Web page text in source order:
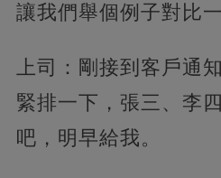
讓我們舉個例子對比一
上司：剛接到客戶通
緊排一下，張三、李
吧，明早給我。